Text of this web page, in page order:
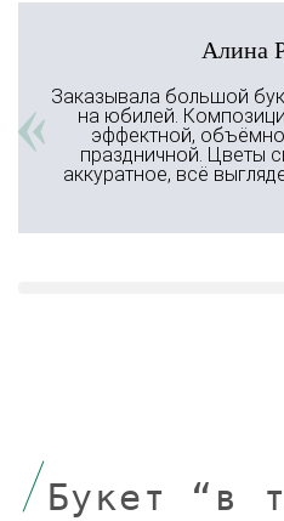
Композиция
требует
формат подходит
впечатления.
мероприятия. Это
Алина
Заказывала большой
на юбилей.
эффектной,
праздничной. Цветы
аккуратное, всё
Букет “в